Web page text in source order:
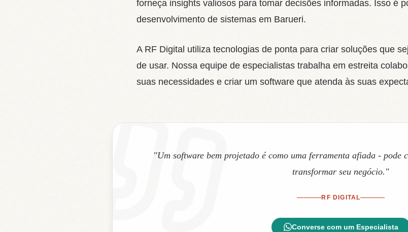
forneça insights valiosos para tomar decisões informadas. Isso é
desenvolvimento de sistemas em Barueri.
A RF Digital utiliza tecnologias de ponta para criar soluções que
de usar. Nossa equipe de especialistas trabalha em estreita
suas necessidades e criar um software que atenda às suas
"Um software bem projetado é como uma ferramenta afiada - pode
transformar seu negócio."
RF DIGITAL
Converse com um Especialista